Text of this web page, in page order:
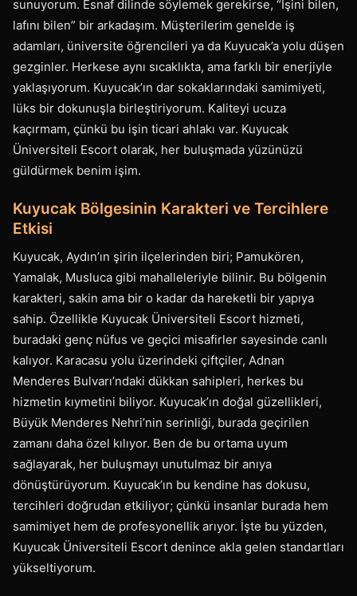
sunuyorum. Esnaf dilinde söylemek gerekirse, “İşini bilen,
lafını bilen” bir arkadaşım. Müşterilerim genelde iş
adamları, üniversite öğrencileri ya da Kuyucak’a yolu düşen
gezginler. Herkese aynı sıcaklıkta, ama farklı bir enerjiyle
yaklaşıyorum. Kuyucak’ın dar sokaklarındaki samimiyeti,
lüks bir dokunuşla birleştiriyorum. Kaliteyi ucuza
kaçırmam, çünkü bu işin ticari ahlakı var. Kuyucak
Üniversiteli Escort olarak, her buluşmada yüzünüzü
güldürmek benim işim.
Kuyucak Bölgesinin Karakteri ve Tercihlere
Etkisi
Kuyucak, Aydın’ın şirin ilçelerinden biri; Pamukören,
Yamalak, Musluca gibi mahalleleriyle bilinir. Bu bölgenin
karakteri, sakin ama bir o kadar da hareketli bir yapıya
sahip. Özellikle Kuyucak Üniversiteli Escort hizmeti,
buradaki genç nüfus ve geçici misafirler sayesinde canlı
kalıyor. Karacasu yolu üzerindeki çiftçiler, Adnan
Menderes Bulvarı’ndaki dükkan sahipleri, herkes bu
hizmetin kıymetini biliyor. Kuyucak’ın doğal güzellikleri,
Büyük Menderes Nehri’nin serinliği, burada geçirilen
zamanı daha özel kılıyor. Ben de bu ortama uyum
sağlayarak, her buluşmayı unutulmaz bir anıya
dönüştürüyorum. Kuyucak’ın bu kendine has dokusu,
tercihleri doğrudan etkiliyor; çünkü insanlar burada hem
samimiyet hem de profesyonellik arıyor. İşte bu yüzden,
Kuyucak Üniversiteli Escort denince akla gelen standartları
yükseltiyorum.